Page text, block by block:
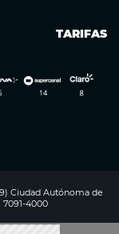
TARIFAS
Ciudad Autónoma de
7091-4000